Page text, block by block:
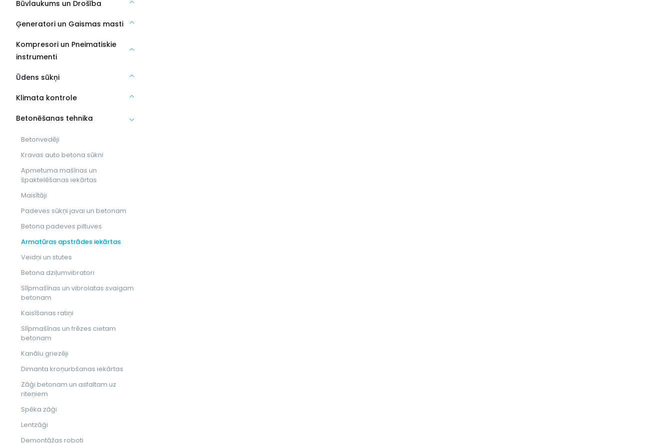
Būvlaukums un Drošība
Ģeneratori un Gaismas masti
Kompresori un Pneimatiskie
instrumenti
Ūdens sūkņi
Klimata kontrole
Betonēšanas tehnika
Betonvedēji
Kravas auto betona sūkni
Apmetuma mašīnas un
špaktelēšanas iekārtas
Maisītāji
Padeves sūkņi javai un betonam
Betona padeves piltuves
Armatūras apstrādes iekārtas
Veidņi un stutes
Betona dziļumvibratori
Slīpmašīnas un vibrolatas svaigam
betonam
Kaisīšanas ratiņi
Slīpmašīnas un frēzes cietam
betonam
Kanālu griezēji
Dimanta kroņurbšanas iekārtas
Zāģi betonam un asfaltam uz
riteņiem
Spēka zāģi
Lentzāģi
Demontāžas roboti